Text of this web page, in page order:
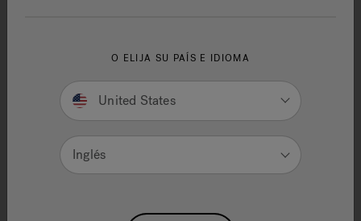
Use general product term(s) or fewer keywords.
Try searching for an item that is less specific
and refine results.
If you are looking for a specific item from a
promotion or ad, enter the search term or
product ID as shown.
customer service team
O ELIJA SU PAÍS E IDIOMA
United States
Inglés